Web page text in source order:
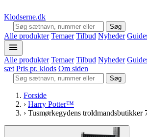
Klodserne.dk
Søg
Alle produkter Temaer Tilbud Nyheder
Alle produkter Temaer Tilbud Nyheder
sæt Pris pr. klods Om siden
Søg
Forside
› Harry Potter™
› Tusmørkegydens troldmandsbutikker